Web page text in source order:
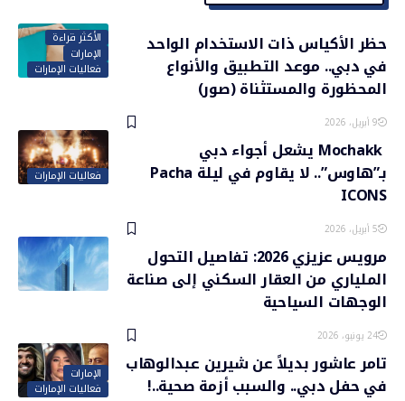
الأكثر قراءة
الإمارات
فعاليات الإمارات
حظر الأكياس ذات الاستخدام الواحد
في دبي.. موعد التطبيق والأنواع
المحظورة والمستثناة (صور)
9 أبريل، 2026
فعاليات الإمارات
Mochakk يشعل أجواء دبي
بـ”هاوس”.. لا يقاوم في ليلة Pacha
ICONS
5 أبريل، 2026
مرويس عزيزي 2026: تفاصيل التحول
الملياري من العقار السكني إلى صناعة
الوجهات السياحية
24 يونيو، 2026
الإمارات
فعاليات الإمارات
تامر عاشور بديلاً عن شيرين عبدالوهاب
في حفل دبي.. والسبب أزمة صحية..!